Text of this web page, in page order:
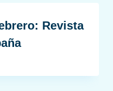
Revista